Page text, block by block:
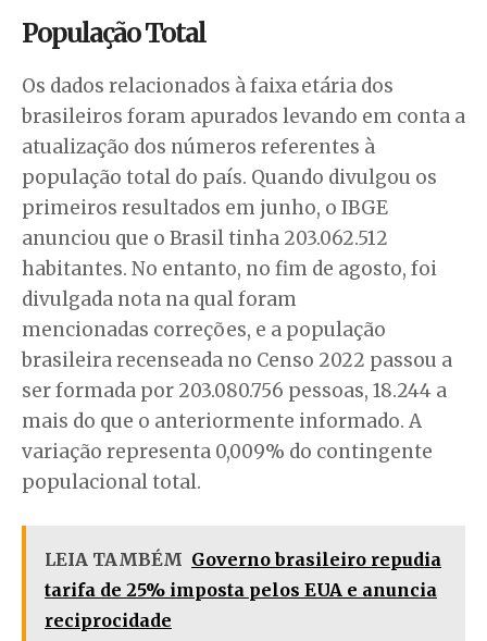
População Total
Os dados relacionados à faixa etária dos
brasileiros foram apurados levando em conta a
atualização dos números referentes à
população total do país. Quando divulgou os
primeiros resultados em junho, o IBGE
anunciou que o Brasil tinha 203.062.512
habitantes. No entanto, no fim de agosto, foi
divulgada nota na qual foram
mencionadas correções, e a população
brasileira recenseada no Censo 2022 passou a
ser formada por 203.080.756 pessoas, 18.244 a
mais do que o anteriormente informado. A
variação representa 0,009% do contingente
populacional total.
LEIA TAMBÉM Governo brasileiro repudia
tarifa de 25% imposta pelos EUA e anuncia
reciprocidade